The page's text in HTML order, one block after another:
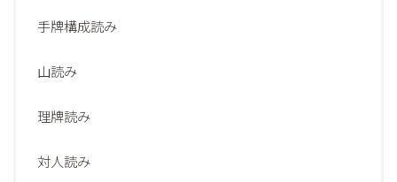
手牌構成読み
山読み
理牌読み
対人読み